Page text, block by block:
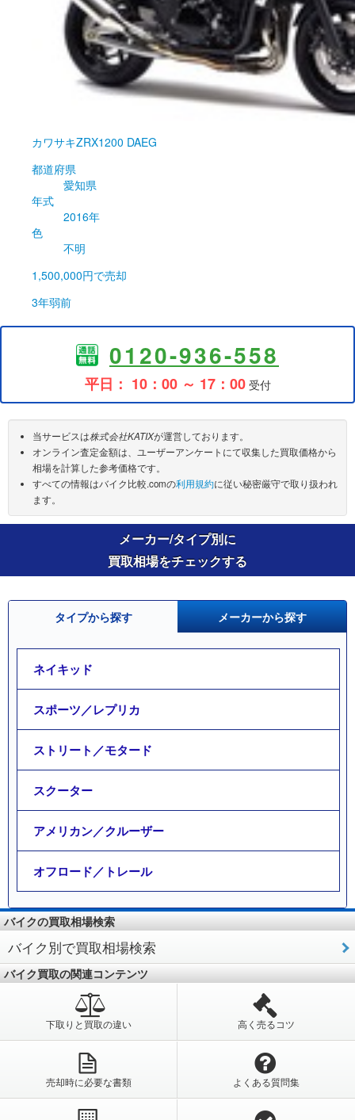
カワサキZRX1200 DAEG
都道府県
愛知県
年式
2016年
色
不明
1,500,000円で売却
3年弱前
0120-936-558
平日： 10：00 ～ 17：00受付
当サービスは株式会社KATIXが運営しております。
オンライン査定金額は、ユーザーアンケートにて収集した買取価格から
相場を計算した参考価格です。
すべての情報はバイク比較.comの利用規約に従い秘密厳守で取り扱われ
ます。
メーカー/タイプ別に
買取相場をチェックする
タイプから探す メーカーから探す
ネイキッド
スポーツ／レプリカ
ストリート／モタード
スクーター
アメリカン／クルーザー
オフロード／トレール
バイクの買取相場検索
バイク別で買取相場検索
バイク買取の関連コンテンツ
下取りと買取の違い 高く売るコツ
売却時に必要な書類 よくある質問集